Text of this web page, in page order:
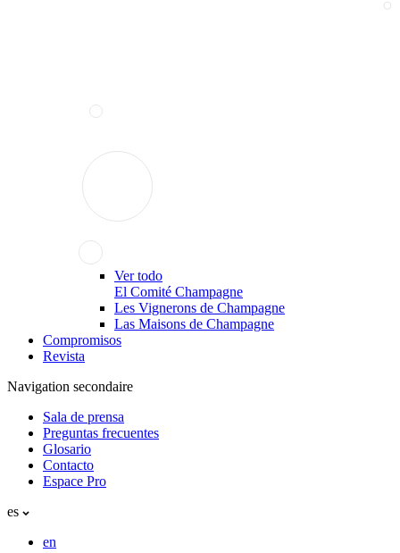
Ver todo
El Comité Champagne
Les Vignerons de Champagne
Las Maisons de Champagne
Compromisos
Revista
Navigation secondaire
Sala de prensa
Preguntas frecuentes
Glosario
Contacto
Espace Pro
es
en